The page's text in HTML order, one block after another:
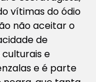
vítimas do ódio
não aceitar o
de
e
e é parte